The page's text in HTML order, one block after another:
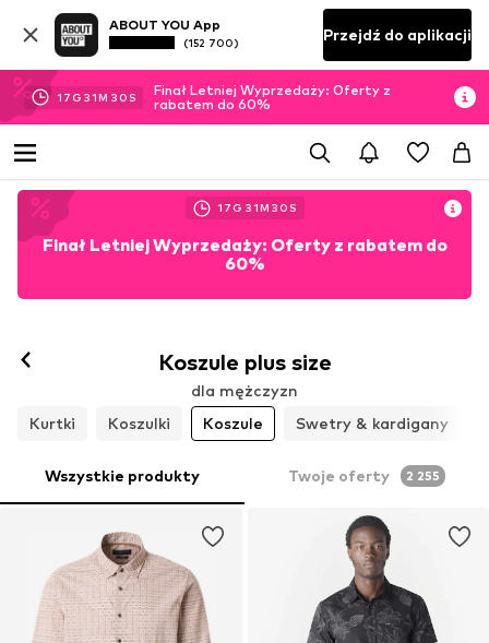
ABOUT YOU App
(152 700) Przejdź do aplikacji
17 G 31M 28 S
Finał Letniej Wyprzedaży: Oferty z
rabatem do 60%
17 G 31M 28 S
Finał Letniej Wyprzedaży: Oferty z rabatem do
60%
Koszule plus size
dla mężczyzn
Kurtki
Koszulki Koszule Swetry & kardigany
Wszystkie produkty Twoje oferty 2 255